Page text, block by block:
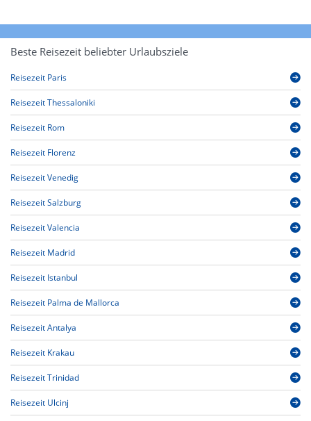
Beste Reisezeit beliebter Urlaubsziele
Reisezeit Paris
Reisezeit Thessaloniki
Reisezeit Rom
Reisezeit Florenz
Reisezeit Venedig
Reisezeit Salzburg
Reisezeit Valencia
Reisezeit Madrid
Reisezeit Istanbul
Reisezeit Palma de Mallorca
Reisezeit Antalya
Reisezeit Krakau
Reisezeit Trinidad
Reisezeit Ulcinj